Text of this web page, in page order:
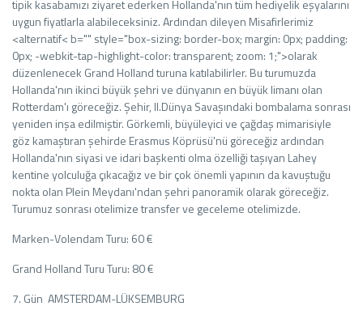
tipik kasabamızı ziyaret ederken Hollanda'nın tüm hediyelik eşyalarını
uygun fiyatlarla alabileceksiniz. Ardından dileyen Misafirlerimiz
<alternatif< b="" style="box-sizing: border-box; margin: 0px; padding:
0px; -webkit-tap-highlight-color: transparent; zoom: 1;">olarak
düzenlenecek Grand Holland turuna katılabilirler. Bu turumuzda
Hollanda'nın ikinci büyük şehri ve dünyanın en büyük limanı olan
Rotterdam'ı göreceğiz. Şehir, II.Dünya Savaşındaki bombalama sonrası
yeniden inşa edilmiştir. Görkemli, büyüleyici ve çağdaş mimarisiyle
göz kamaştıran şehirde Erasmus Köprüsü'nü göreceğiz ardından
Hollanda'nın siyasi ve idari başkenti olma özelliği taşıyan Lahey
kentine yolculuğa çıkacağız ve bir çok önemli yapının da kavuştuğu
nokta olan Plein Meydanı'ndan şehri panoramik olarak göreceğiz.
Turumuz sonrası otelimize transfer ve geceleme otelimizde.
Marken-Volendam Turu: 60 €
Grand Holland Turu Turu: 80 €
7. Gün AMSTERDAM-LÜKSEMBURG